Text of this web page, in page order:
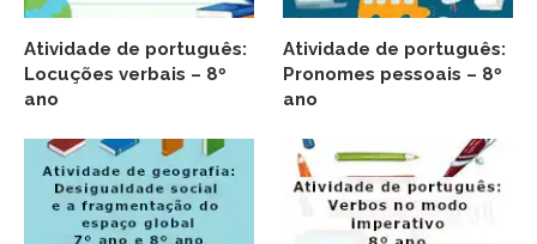
Atividade de português:
Locuções verbais – 8º
ano
Atividade de português:
Pronomes pessoais – 8º
ano